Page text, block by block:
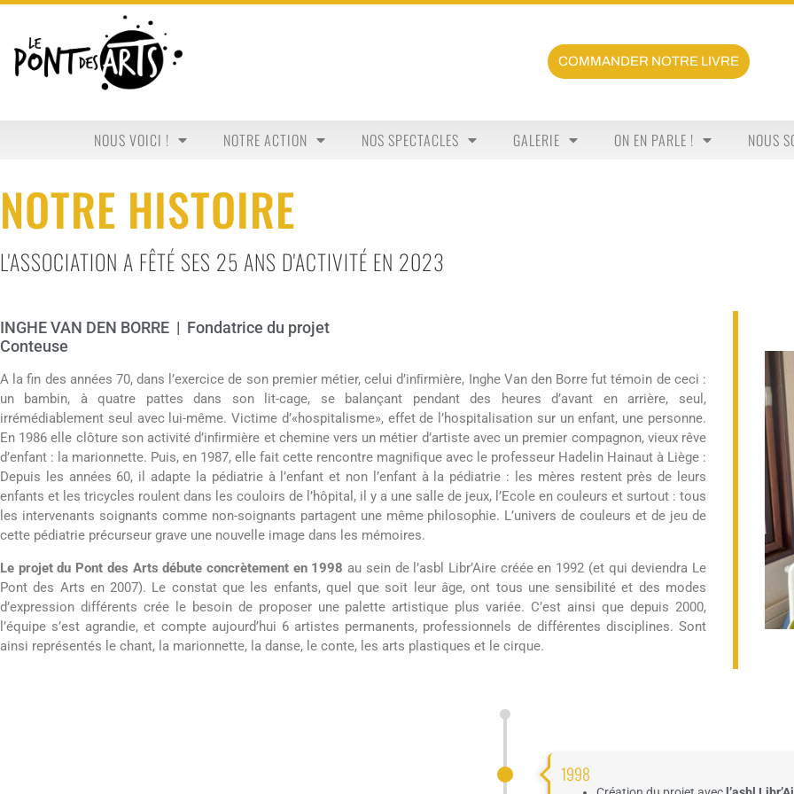
COMMANDER NOTRE LIVRE
NOUS VOICI ! NOTRE ACTION NOS SPECTACLES GALERIE ON EN PARLE ! NOUS
NOTRE HISTOIRE
L'ASSOCIATION A FÊTÉ SES 25 ANS D'ACTIVITÉ EN 2023
INGHE VAN DEN BORRE | Fondatrice du projet
Conteuse
A la fin des années 70, dans l’exercice de son premier métier, celui d’inﬁrmière, Inghe Van den Borre fut témoin de ceci :
un bambin, à quatre pattes dans son lit-cage, se balançant pendant des heures d’avant en arrière, seul,
irrémédiablement seul avec lui-même. Victime d’«hospitalisme», effet de l’hospitalisation sur un enfant, une personne.
En 1986 elle clôture son activité d’inﬁrmière et chemine vers un métier d’artiste avec un premier compagnon, vieux rêve
d’enfant : la marionnette. Puis, en 1987, elle fait cette rencontre magniﬁque avec le professeur Hadelin Hainaut à Liège :
Depuis les années 60, il adapte la pédiatrie à l’enfant et non l’enfant à la pédiatrie : les mères restent près de leurs
enfants et les tricycles roulent dans les couloirs de l’hôpital, il y a une salle de jeux, l’Ecole en couleurs et surtout : tous
les intervenants soignants comme non-soignants partagent une même philosophie. L’univers de couleurs et de jeu de
cette pédiatrie précurseur grave une nouvelle image dans les mémoires.
Le projet du Pont des Arts débute concrètement en 1998 au sein de l’asbl Libr’Aire créée en 1992 (et qui deviendra Le
Pont des Arts en 2007). Le constat que les enfants, quel que soit leur âge, ont tous une sensibilité et des modes
d’expression différents crée le besoin de proposer une palette artistique plus variée. C’est ainsi que depuis 2000,
l’équipe s’est agrandie, et compte aujourd’hui 6 artistes permanents, professionnels de différentes disciplines. Sont
ainsi représentés le chant, la marionnette, la danse, le conte, les arts plastiques et le cirque.
1998